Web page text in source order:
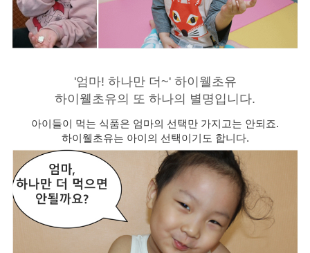
'엄마! 하나만 더~' 하이웰초유
하이웰초유의 또 하나의 별명입니다.
아이들이 먹는 식품은 엄마의 선택만 가지고는 안되죠.
하이웰초유는 아이의 선택이기도 합니다.